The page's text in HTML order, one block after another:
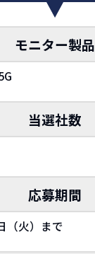
モニター製品
当選社数
応募期間
（火）まで